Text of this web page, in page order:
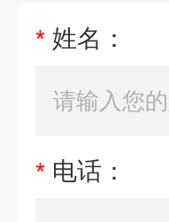
* 姓名：
* 电话：